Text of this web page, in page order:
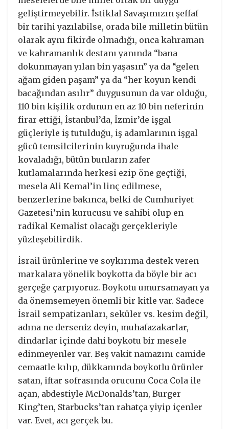
geliştirmeyebilir. İstiklal Savaşımızın şeffaf
bir tarihi yazılabilse, orada bile milletin bütün
olarak aynı fikirde olmadığı, onca kahraman
ve kahramanlık destanı yanında “bana
dokunmayan yılan bin yaşasın” ya da “gelen
ağam giden paşam” ya da “her koyun kendi
bacağından asılır” duygusunun da var olduğu,
110 bin kişilik ordunun en az 10 bin neferinin
firar ettiği, İstanbul’da, İzmir’de işgal
güçleriyle iş tutulduğu, iş adamlarının işgal
gücü temsilcilerinin kuyruğunda ihale
kovaladığı, bütün bunların zafer
kutlamalarında herkesi ezip öne geçtiği,
mesela Ali Kemal’in linç edilmese,
benzerlerine bakınca, belki de Cumhuriyet
Gazetesi’nin kurucusu ve sahibi olup en
radikal Kemalist olacağı gerçekleriyle
yüzleşebilirdik.
İsrail ürünlerine ve soykırıma destek veren
markalara yönelik boykotta da böyle bir acı
gerçeğe çarpıyoruz. Boykotu umursamayan ya
da önemsemeyen önemli bir kitle var. Sadece
İsrail sempatizanları, seküler vs. kesim değil,
adına ne derseniz deyin, muhafazakarlar,
dindarlar içinde dahi boykotu bir mesele
edinmeyenler var. Beş vakit namazını camide
cemaatle kılıp, dükkanında boykotlu ürünler
satan, iftar sofrasında orucunu Coca Cola ile
açan, abdestiyle McDonalds’tan, Burger
King’ten, Starbucks’tan rahatça yiyip içenler
var. Evet, acı gerçek bu.